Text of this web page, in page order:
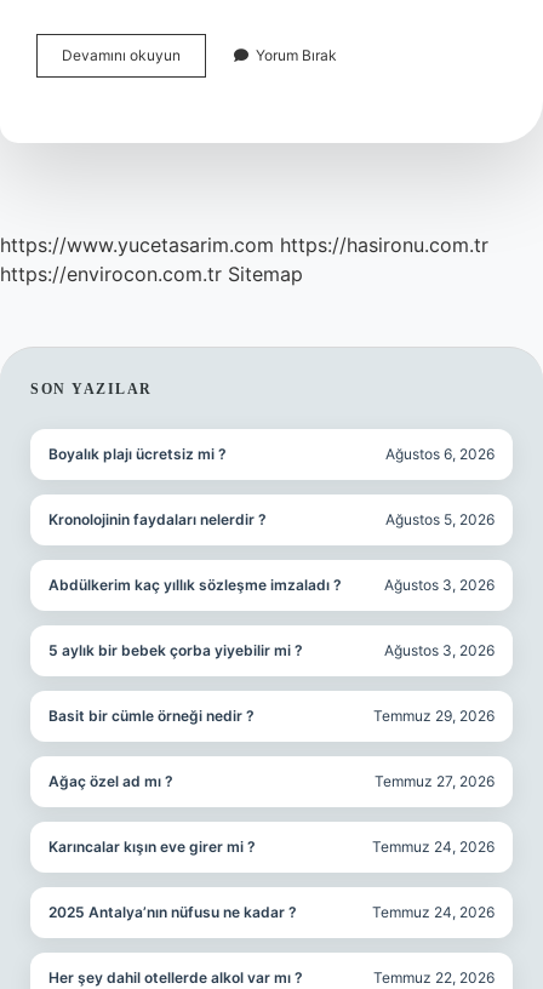
Devamını okuyun
Şekeri
Yorum Bırak
https://www.yucetasarim.com https://hasironu.com.tr
https://envirocon.com.tr Sitemap
SIDEBAR
SON YAZILAR
Boyalık plajı ücretsiz mi ? Ağustos 6, 2026
Kronolojinin faydaları nelerdir ? Ağustos 5, 2026
Abdülkerim kaç yıllık sözleşme imzaladı ? Ağustos 3, 2026
5 aylık bir bebek çorba yiyebilir mi ? Ağustos 3, 2026
Basit bir cümle örneği nedir ? Temmuz 29, 2026
Ağaç özel ad mı ? Temmuz 27, 2026
Karıncalar kışın eve girer mi ? Temmuz 24, 2026
2025 Antalya’nın nüfusu ne kadar ? Temmuz 24, 2026
Her şey dahil otellerde alkol var mı ? Temmuz 22, 2026